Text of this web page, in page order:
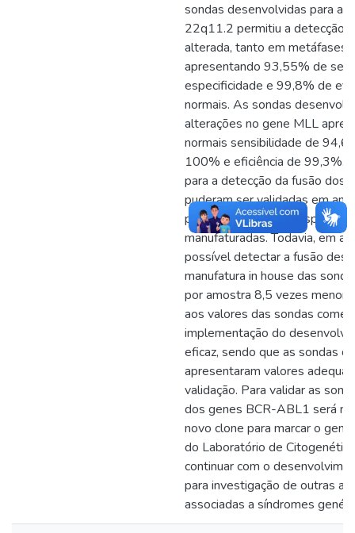
sondas desenvolvidas para a
22q11.2 permitiu a detecção
alterada, tanto em metáfases
apresentando 93,55% de
especificidade e 99,8% de
normais. As sondas
alterações no gene MLL
normais sensibilidade de
100% e eficiência de 99,3%.
para a detecção da fusão dos
puderam ser validadas em
presença de sinais
manufaturadas. Todavia, em
possível detectar a fusão
manufatura in house das
por amostra 8,5 vezes menor
aos valores das sondas
implementação do
eficaz, sendo que as sondas
apresentaram valores
validação. Para validar as
dos genes BCR-ABL1 será
novo clone para marcar o
do Laboratório de
continuar com o
para investigação de outras
associadas a síndromes